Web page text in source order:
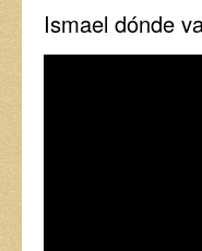
Ismael dónde